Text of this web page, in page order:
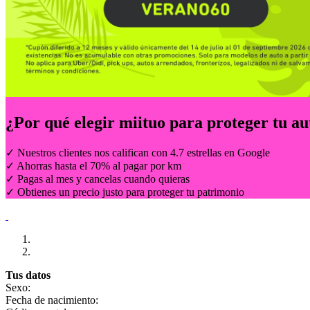
¿Por qué elegir miituo para proteger tu
✓ Nuestros clientes nos califican con 4.7 estrellas en Google
✓ Ahorras hasta el 70% al pagar por km
✓ Pagas al mes y cancelas cuando quieras
✓ Obtienes un precio justo para proteger tu patrimonio
Tus datos
Sexo:
Fecha de nacimiento: